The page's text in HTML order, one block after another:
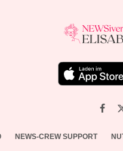
NEWS-CREW SUPPORT